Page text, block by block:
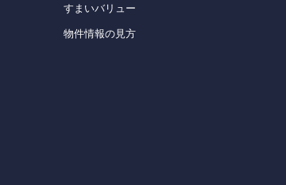
すまいバリュー
物件情報の見方